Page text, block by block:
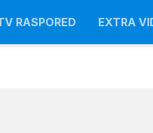
RASPORED EXTRA